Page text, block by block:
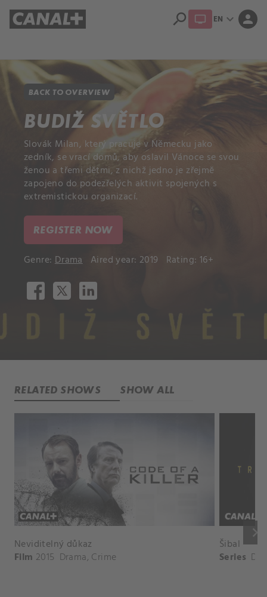
search EN expand_more person
BACK TO OVERVIEW
BUDIŽ SVĚTLO
Slovák Milan, který pracuje v Německu jako
zedník, se vrací domů, aby oslavil Vánoce se svou
ženou a třemi dětmi, z nichž jedno je zřejmě
zapojeno do podezřelých aktivit spojených s
extremistickou organizací.
REGISTER NOW
Genre: Drama Aired year: 2019 Rating: 16+
RELATED SHOWS SHOW ALL
keyboard_arrow_right
Neviditelný důkaz
Film 2015 Drama, Crime
Šibal
Series